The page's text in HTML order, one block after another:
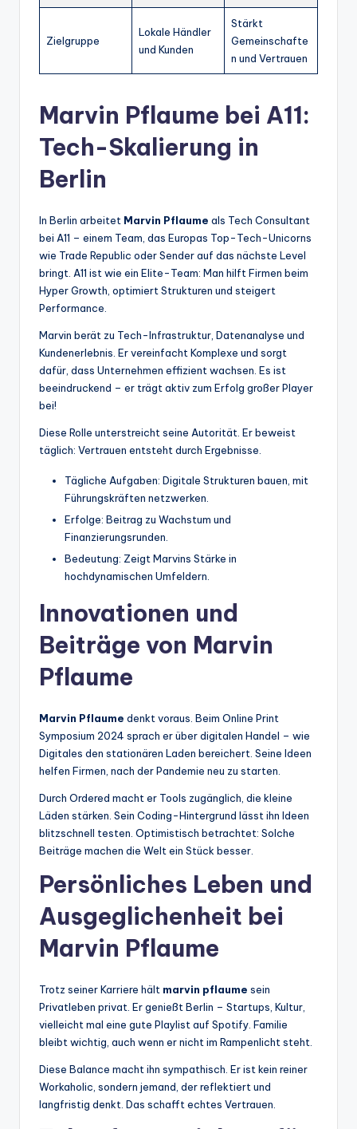
Zielgruppe
Lokale Händler
und Kunden
Stärkt
Gemeinschafte
n und Vertrauen
Marvin Pflaume bei A11:
Tech-Skalierung in
Berlin
In Berlin arbeitet Marvin Pflaume als Tech Consultant
bei A11 – einem Team, das Europas Top-Tech-Unicorns
wie Trade Republic oder Sender auf das nächste Level
bringt. A11 ist wie ein Elite-Team: Man hilft Firmen beim
Hyper Growth, optimiert Strukturen und steigert
Performance.
Marvin berät zu Tech-Infrastruktur, Datenanalyse und
Kundenerlebnis. Er vereinfacht Komplexe und sorgt
dafür, dass Unternehmen effizient wachsen. Es ist
beeindruckend – er trägt aktiv zum Erfolg großer Player
bei!
Diese Rolle unterstreicht seine Autorität. Er beweist
täglich: Vertrauen entsteht durch Ergebnisse.
Tägliche Aufgaben: Digitale Strukturen bauen, mit
Führungskräften netzwerken.
Erfolge: Beitrag zu Wachstum und
Finanzierungsrunden.
Bedeutung: Zeigt Marvins Stärke in
hochdynamischen Umfeldern.
Innovationen und
Beiträge von Marvin
Pflaume
Marvin Pflaume denkt voraus. Beim Online Print
Symposium 2024 sprach er über digitalen Handel – wie
Digitales den stationären Laden bereichert. Seine Ideen
helfen Firmen, nach der Pandemie neu zu starten.
Durch Ordered macht er Tools zugänglich, die kleine
Läden stärken. Sein Coding-Hintergrund lässt ihn Ideen
blitzschnell testen. Optimistisch betrachtet: Solche
Beiträge machen die Welt ein Stück besser.
Persönliches Leben und
Ausgeglichenheit bei
Marvin Pflaume
Trotz seiner Karriere hält marvin pflaume sein
Privatleben privat. Er genießt Berlin – Startups, Kultur,
vielleicht mal eine gute Playlist auf Spotify. Familie
bleibt wichtig, auch wenn er nicht im Rampenlicht steht.
Diese Balance macht ihn sympathisch. Er ist kein reiner
Workaholic, sondern jemand, der reflektiert und
langfristig denkt. Das schafft echtes Vertrauen.